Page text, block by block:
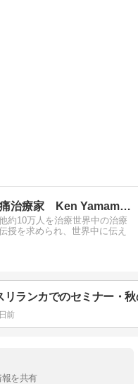
世界を股にかける腰痛治療家 Ken Yamamoto
約10万人を治療世界中の治療
授を求められ、世界中に伝え
前
を共有